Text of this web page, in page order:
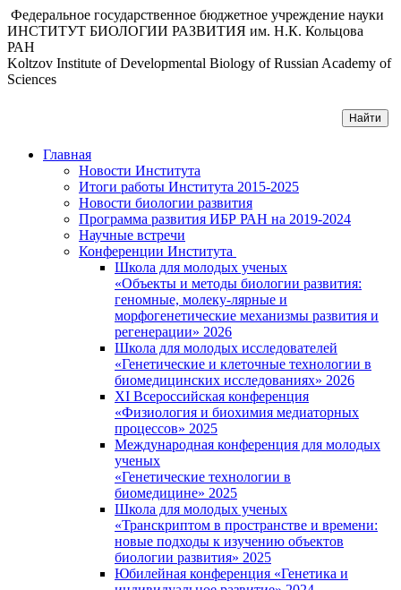
Федеральное государственное бюджетное учреждение науки
ИНСТИТУТ БИОЛОГИИ РАЗВИТИЯ им. Н.К. Кольцова
РАН
Koltzov Institute of Developmental Biology of Russian Academy of
Sciences
Главная
Новости Института
Итоги работы Института 2015-2025
Новости биологии развития
Программа развития ИБР РАН на 2019-2024
Научные встречи
Конференции Института
Школа для молодых ученых
«Объекты и методы биологии развития:
геномные, молеку-лярные и
морфогенетические механизмы развития и
регенерации» 2026
Школа для молодых исследователей
«Генетические и клеточные технологии в
биомедицинских исследованиях» 2026
XI Всероссийская конференция
«Физиология и биохимия медиаторных
процессов» 2025
Международная конференция для молодых
ученых
«Генетические технологии в
биомедицине» 2025
Школа для молодых ученых
«Транскриптом в пространстве и времени:
новые подходы к изучению объектов
биологии развития» 2025
Юбилейная конференция «Генетика и